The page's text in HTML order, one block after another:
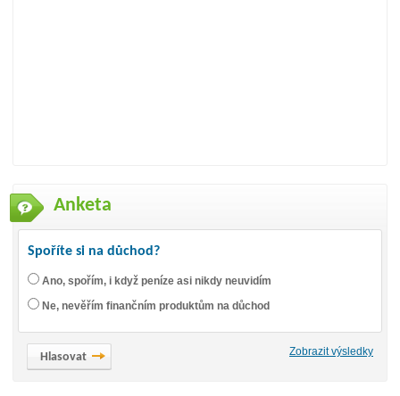
Anketa
Spoříte si na důchod?
Ano, spořím, i když peníze asi nikdy neuvidím
Ne, nevěřím finančním produktům na důchod
Zobrazit výsledky